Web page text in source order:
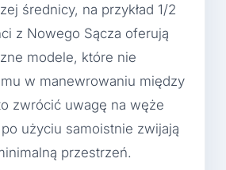
średnicy, na przykład 1/2
z Nowego Sącza oferują
modele, które nie
w manewrowaniu między
zwrócić uwagę na węże
użyciu samoistnie zwijają
przestrzeń.